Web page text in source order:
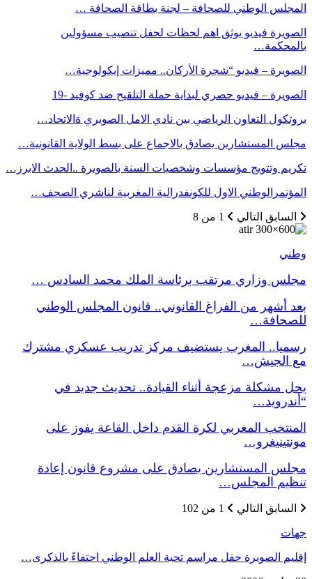
المجلس الوطني للصحافة – لجنة بطاقة الصحافة …
الصويرة فيديو يوثق اهم لحظات لحفل تنصيب مسؤولين
بالمحكمة…
الصويرة – فيديو “شجرة الأركان.. مميزات إيكولوجية…
الصويرة – فيديو حصري لبداية حملة التلقيح ضد كوفيد -19
بروتكول التعاون الرياضي بين نادي الامل الصويري ةالاتحاد…
مجلس المستشارين يصادق بالاجماع على بسط الولاية القانونية…
تكريم وتتويج مؤسسات وشخصيات السنة بالصويرة ..الحدث الابرز…
المؤتمرالوطني الاول للكونفدرالية المغربية لناشري الصحف…
السابق التالي 1 من 8
وطني
مجلس وزاري مرتقب برئاسة الملك محمد السادس …
بعد أشهر من الفراغ القانوني.. قانون المجلس الوطني
للصحافة…
رسميا.. المغرب يستضيف مركز تدريب عسكري مشترك
مع الجيش…
يحل مشكلة مزعجة أثناء القيادة.. تحديث جديد في
“أندرويد…
المنتخب المغربي لكرة القدم داخل القاعة يفوز على
مونتينيغرو…
مجلس المستشارين يصادق على مشروع قانون إعادة
تنظيم المجلس…
السابق التالي 1 من 102
جهات
إقليم الصويرة حفل مراسم تحية العلم الوطني احتفاءً بالذكرى…